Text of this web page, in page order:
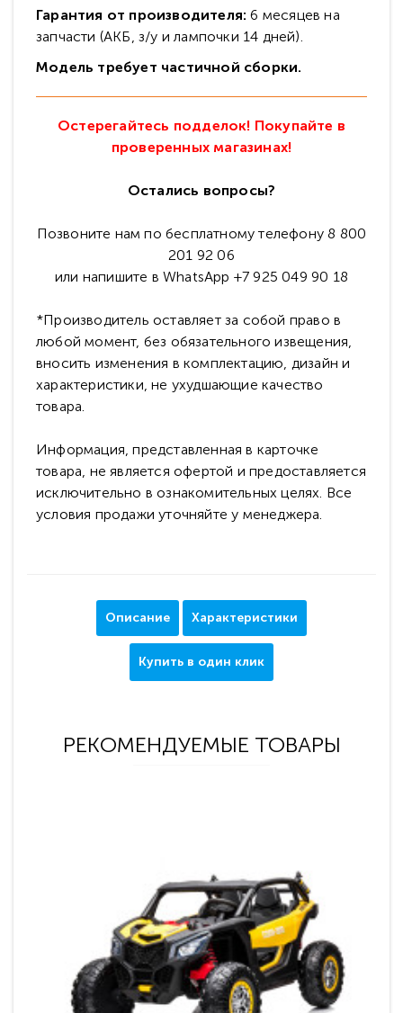
Гарантия от производителя: 6 месяцев на
запчасти (АКБ, з/у и лампочки 14 дней).
Модель требует частичной сборки.
Остерегайтесь подделок! Покупайте в
проверенных магазинах!
Остались вопросы?
Позвоните нам по бесплатному телефону 8 800
201 92 06
или напишите в WhatsApp +7 925 049 90 18
*Производитель оставляет за собой право в
любой момент, без обязательного извещения,
вносить изменения в комплектацию, дизайн и
характеристики, не ухудшающие качество
товара.
Информация, представленная в карточке
товара, не является офертой и предоставляется
исключительно в ознакомительных целях. Все
условия продажи уточняйте у менеджера.
Описание Характеристики
Купить в один клик
РЕКОМЕНДУЕМЫЕ ТОВАРЫ